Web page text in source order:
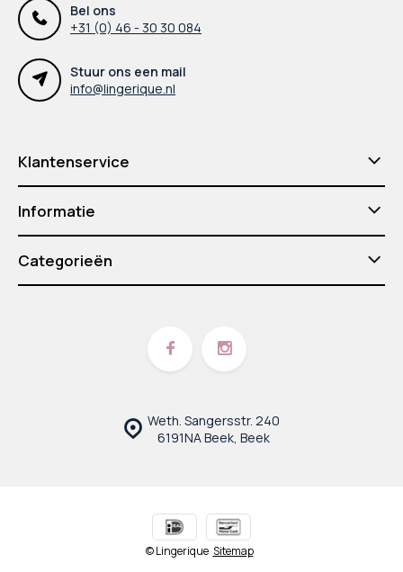
Bel ons
+31 (0) 46 - 30 30 084
Stuur ons een mail
info@lingerique.nl
Klantenservice
Informatie
Categorieën
Weth. Sangersstr. 240
6191NA Beek, Beek
© Lingerique Sitemap